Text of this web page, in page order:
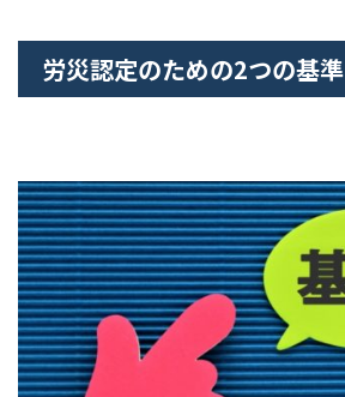
労災認定のための2つの基準